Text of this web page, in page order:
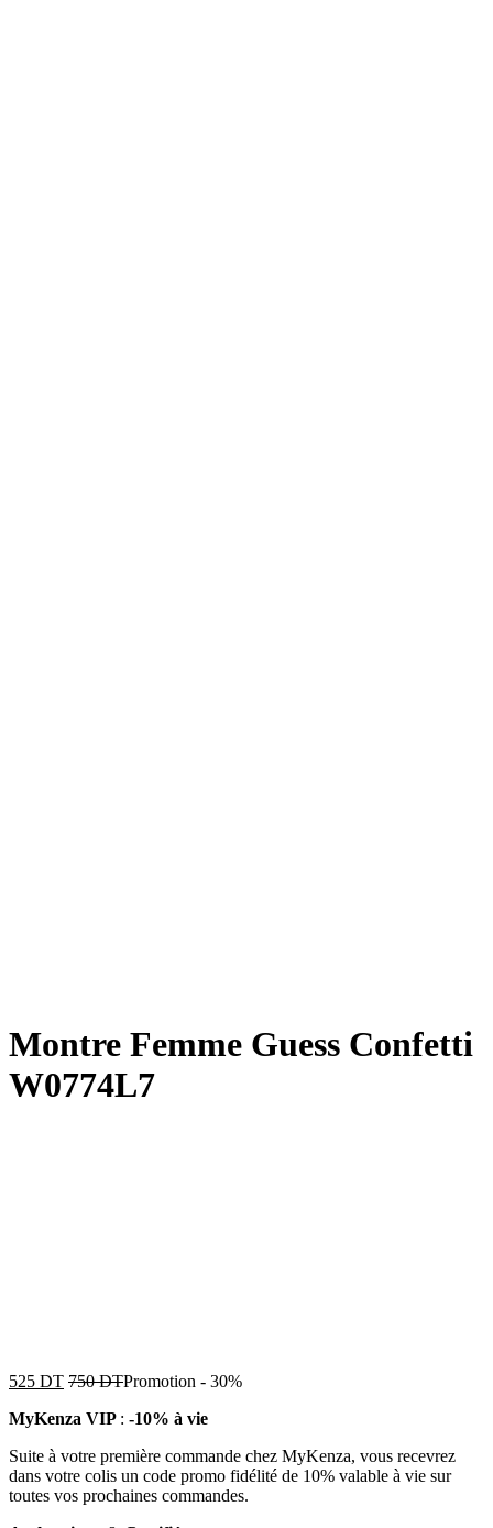
Montre Femme Guess Confetti
W0774L7
525 DT 750DTPromotion - 30%
MyKenza VIP : -10% à vie
Suite à votre première commande chez MyKenza, vous recevrez
dans votre colis un code promo fidélité de 10% valable à vie sur
toutes vos prochaines commandes.